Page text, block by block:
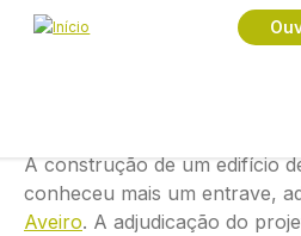
Passar para o conteúdo
Imagem
SOCIEDADE
A construção de um edifício
conheceu mais um entrave,
Aveiro. A adjudicação do